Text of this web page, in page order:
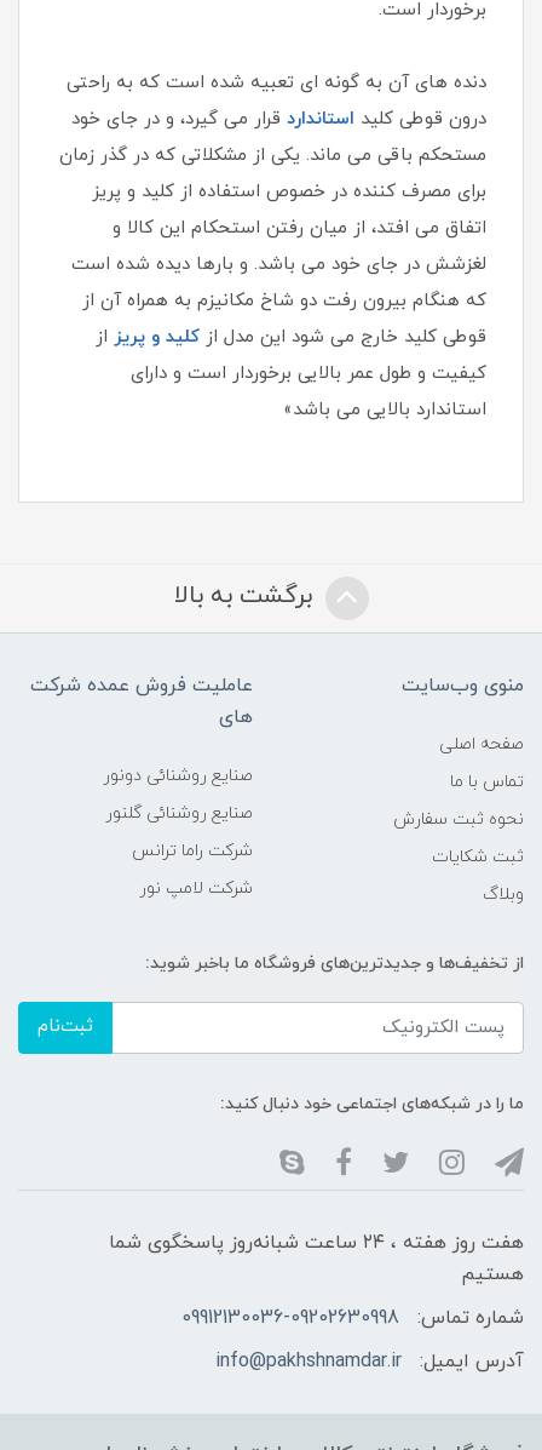
برخوردار است.
دنده های آن به گونه ای تعبیه شده است که به راحتی
درون قوطی کلید استاندارد قرار می گیرد، و در جای خود
مستحکم باقی می ماند. یکی از مشکلاتی که در گذر زمان
برای مصرف کننده در خصوص استفاده از کلید و پریز
اتفاق می افتد، از میان رفتن استحکام این کالا و
لغزشش در جای خود می باشد. و بارها دیده شده است
که هنگام بیرون رفت دو شاخ مکانیزم به همراه آن از
قوطی کلید خارج می شود این مدل از کلید و پریز از
کیفیت و طول عمر بالایی برخوردار است و دارای
استاندارد بالایی می باشد»
برگشت به بالا
منوی وب‌سایت
صفحه اصلی
تماس با ما
نحوه ثبت سفارش
ثبت شکایات
وبلاگ
عاملیت فروش عمده شرکت
های
صنایع روشنائی دونور
صنایع روشنائی گلنور
شرکت راما ترانس
شرکت لامپ نور
از تخفیف‌ها و جدیدترین‌های فروشگاه ما باخبر شوید:
ثبت‌نام
ما را در شبکه‌های اجتماعی خود دنبال کنید:
هفت روز هفته ، ۲۴ ساعت شبانه‌روز پاسخگوی شما
هستیم
شماره تماس:
09912130036-09202630998
آدرس ایمیل:
info@pakhshnamdar.ir